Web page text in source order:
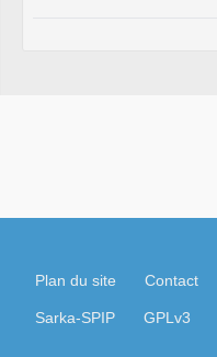
Plan du site Contact
Sarka-SPIP GPLv3